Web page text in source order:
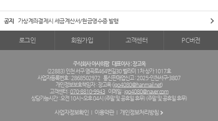
공지 가상계좌결제시 세금계산서/현금영수증 발행
로그인 회원가입 고객센터 PC버전
주식회사 아사히팜 대표이사 : 장고옥
(22883) 인천 서구 염곡로464번길30 벨라미 1차 상가 1017호
사업자등록번호 : 2868502972 통신판매업신고 : 2025-인천서구-3807
개인정보보호책임자 : 장고옥 (jgo4080@hanmail.net)
고객센터 :070-8810-9943 이메일 : jgo4080@naver.com
상담가능시간 : 오전 10시~오후 04시 (주말 및 공휴일 휴무) (주말 및 공휴일 휴무)
사업자정보확인 이용약관 개인정보처리방침